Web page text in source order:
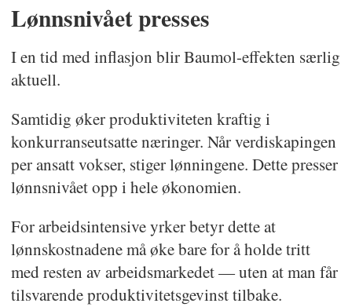
Lønnsnivået presses
I en tid med inflasjon blir Baumol-effekten særlig
aktuell.
Samtidig øker produktiviteten kraftig i
konkurranseutsatte næringer. Når verdiskapingen
per ansatt vokser, stiger lønningene. Dette presser
lønnsnivået opp i hele økonomien.
For arbeidsintensive yrker betyr dette at
lønnskostnadene må øke bare for å holde tritt
med resten av arbeidsmarkedet — uten at man får
tilsvarende produktivitetsgevinst tilbake.